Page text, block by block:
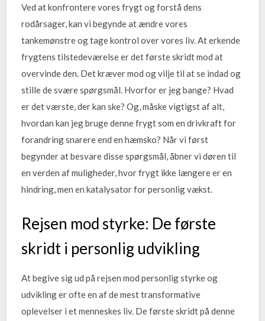
Ved at konfrontere vores frygt og forstå dens
rodårsager, kan vi begynde at ændre vores
tankemønstre og tage kontrol over vores liv. At erkende
frygtens tilstedeværelse er det første skridt mod at
overvinde den. Det kræver mod og vilje til at se indad og
stille de svære spørgsmål. Hvorfor er jeg bange? Hvad
er det værste, der kan ske? Og, måske vigtigst af alt,
hvordan kan jeg bruge denne frygt som en drivkraft for
forandring snarere end en hæmsko? Når vi først
begynder at besvare disse spørgsmål, åbner vi døren til
en verden af muligheder, hvor frygt ikke længere er en
hindring, men en katalysator for personlig vækst.
Rejsen mod styrke: De første
skridt i personlig udvikling
At begive sig ud på rejsen mod personlig styrke og
udvikling er ofte en af de mest transformative
oplevelser i et menneskes liv. De første skridt på denne